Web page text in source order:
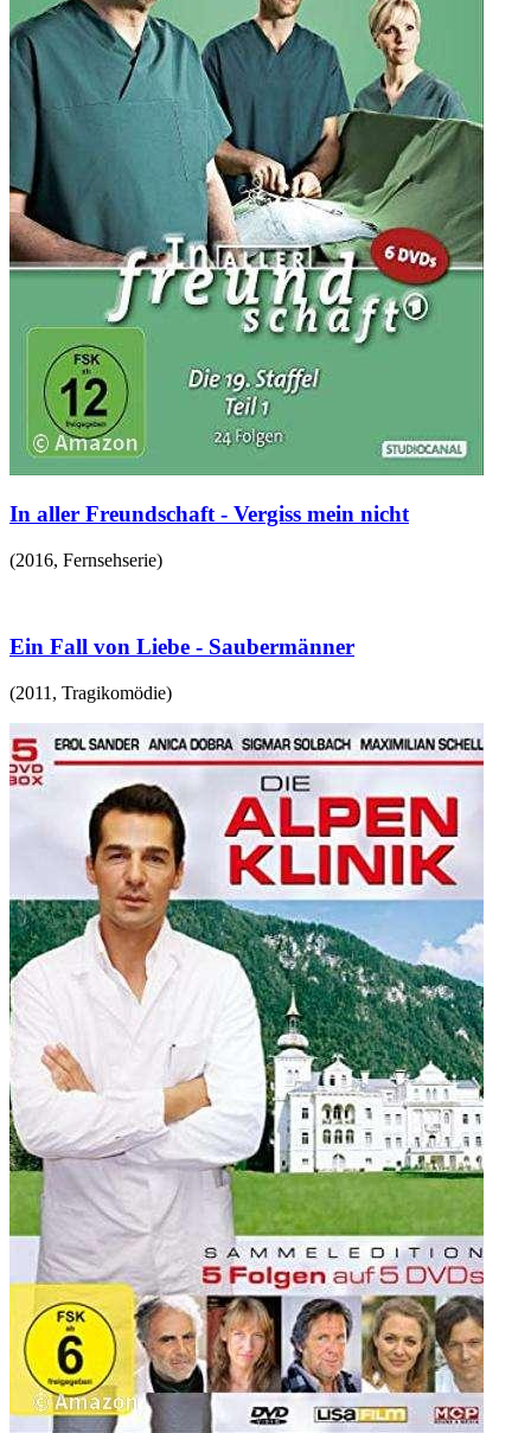
In aller Freundschaft - Vergiss mein nicht
(2016, Fernsehserie)
Ein Fall von Liebe - Saubermänner
(2011 , Tragikomödie)